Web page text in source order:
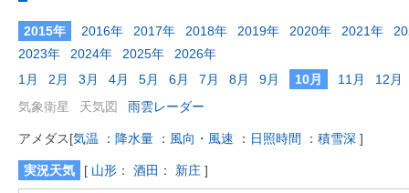
2015年 2016年 2017年 2018年 2019年 2020年 2021年
2023年
2024年 2025年
2026年
1月
2月 3月 4月 5月 6月 7月 8月 9月 10月 11月
12月
気象衛星
天気図 雨雲レーダー
アメダス[気温 ： 降水量 ： 風向・風速 ： 日照時間 ： 積雪深 ]
実況天気 [ 山形 ： 酒田 ： 新庄 ]